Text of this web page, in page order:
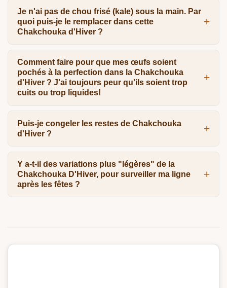
Je n'ai pas de chou frisé (kale) sous la main. Par
quoi puis-je le remplacer dans cette
Chakchouka d'Hiver ?
Comment faire pour que mes œufs soient
pochés à la perfection dans la Chakchouka
d'Hiver ? J'ai toujours peur qu'ils soient trop
cuits ou trop liquides!
Puis-je congeler les restes de Chakchouka
d'Hiver ?
Y a-t-il des variations plus "légères" de la
Chakchouka D'Hiver, pour surveiller ma ligne
après les fêtes ?